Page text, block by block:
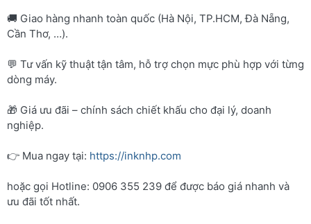
🚚 Giao hàng nhanh toàn quốc (Hà Nội, TP.HCM, Đà Nẵng,
Cần Thơ, …).
💬 Tư vấn kỹ thuật tận tâm, hỗ trợ chọn mực phù hợp với từng
dòng máy.
🎁 Giá ưu đãi – chính sách chiết khấu cho đại lý, doanh
nghiệp.
👉 Mua ngay tại: https://inknhp.com
hoặc gọi Hotline: 0906 355 239 để được báo giá nhanh và
ưu đãi tốt nhất.